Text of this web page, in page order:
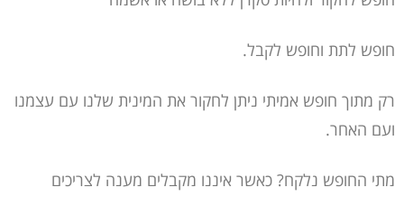
חופש לתת וחופש לקבל.
רק מתוך חופש אמיתי ניתן לחקור את המינית שלנו עם עצמנו
ועם האחר.
מתי החופש נלקח? כאשר איננו מקבלים מענה לצריכים